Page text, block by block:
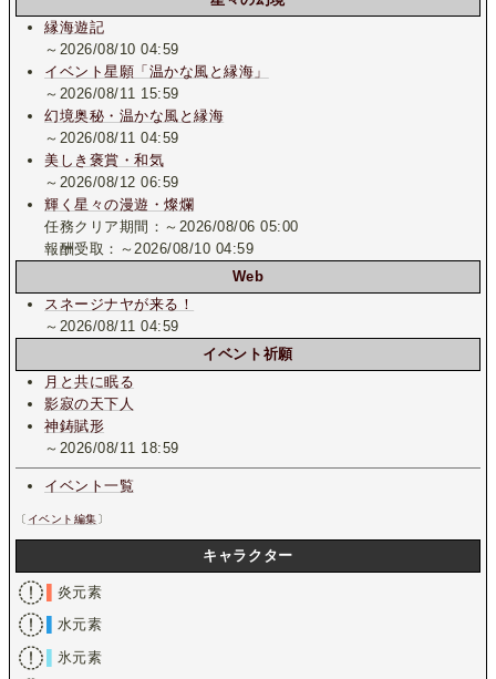
縁海遊記
～2026/08/10 04:59
イベント星願「温かな風と縁海」
～2026/08/11 15:59
幻境奥秘・温かな風と縁海
～2026/08/11 04:59
美しき褒賞・和気
～2026/08/12 06:59
輝く星々の漫遊・燦爛
任務クリア期間：～2026/08/06 05:00
報酬受取：～2026/08/10 04:59
Web
スネージナヤが来る！
～2026/08/11 04:59
イベント祈願
月と共に眠る
影寂の天下人
神鋳賦形
～2026/08/11 18:59
イベント一覧
〔 イベント編集〕
キャラクター
炎元素
水元素
氷元素